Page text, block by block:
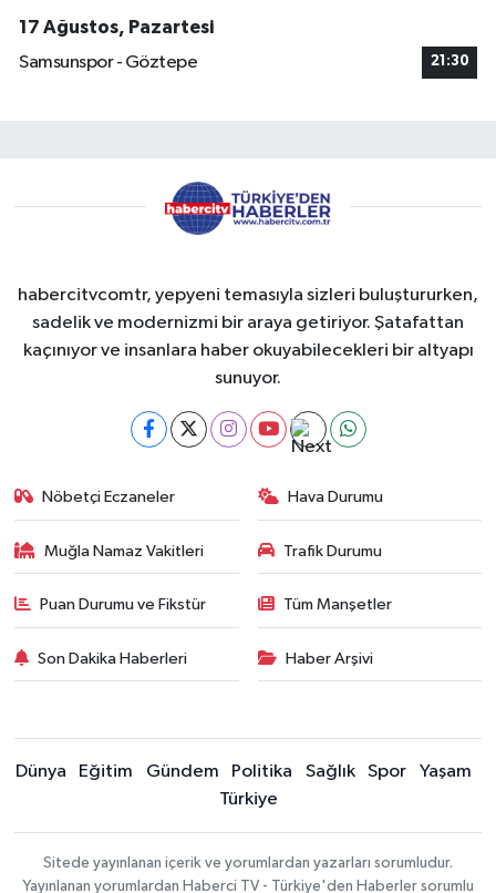
17 Ağustos, Pazartesi
Samsunspor - Göztepe
21:30
habercitvcomtr, yepyeni temasıyla sizleri buluştururken,
sadelik ve modernizmi bir araya getiriyor. Şatafattan
kaçınıyor ve insanlara haber okuyabilecekleri bir altyapı
sunuyor.
Nöbetçi Eczaneler Hava Durumu
Muğla Namaz Vakitleri Trafik Durumu
Puan Durumu ve Fikstür Tüm Manşetler
Son Dakika Haberleri Haber Arşivi
Dünya Eğitim Gündem Politika Sağlık Spor
Yaşam
Türkiye
Sitede yayınlanan içerik ve yorumlardan yazarları sorumludur.
Yayınlanan yorumlardan Haberci TV - Türkiye'den Haberler sorumlu